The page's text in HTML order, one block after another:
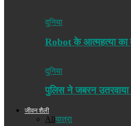
दुनिया
Robot के आत्महत्या का
दुनिया
पुलिस ने जबरन उतरवाया
जीवन शैली
Allयात्रा